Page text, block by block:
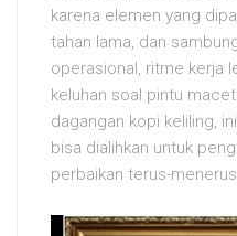
karena elemen yang
tahan lama, dan
operasional, ritme kerja
keluhan soal pintu
dagangan kopi keliling,
bisa dialihkan untuk
perbaikan terus-